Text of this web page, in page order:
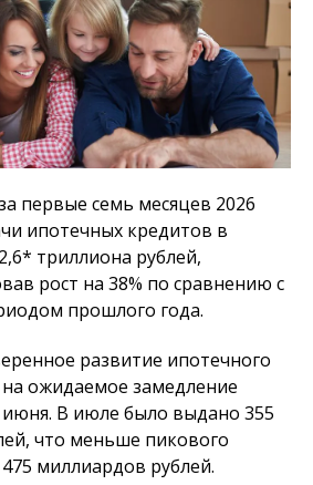
первые семь месяцев 2026
ипотечных кредитов в
триллиона рублей,
рост на 38% по сравнению с
прошлого года.
развитие ипотечного
ожидаемое замедление
июня. В июле было выдано 355
что меньше пикового
миллиардов рублей.